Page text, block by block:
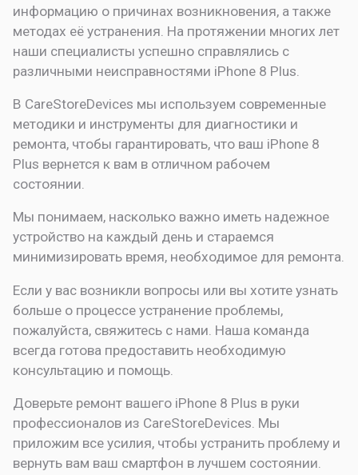
информацию о причинах возникновения, а также
методах её устранения. На протяжении многих лет
наши специалисты успешно справлялись с
различными неисправностями iPhone 8 Plus.
В CareStoreDevices мы используем современные
методики и инструменты для диагностики и
ремонта, чтобы гарантировать, что ваш iPhone 8
Plus вернется к вам в отличном рабочем
состоянии.
Мы понимаем, насколько важно иметь надежное
устройство на каждый день и стараемся
минимизировать время, необходимое для ремонта.
Если у вас возникли вопросы или вы хотите узнать
больше о процессе устранение проблемы,
пожалуйста, свяжитесь с нами. Наша команда
всегда готова предоставить необходимую
консультацию и помощь.
Доверьте ремонт вашего iPhone 8 Plus в руки
профессионалов из CareStoreDevices. Мы
приложим все усилия, чтобы устранить проблему и
вернуть вам ваш смартфон в лучшем состоянии.